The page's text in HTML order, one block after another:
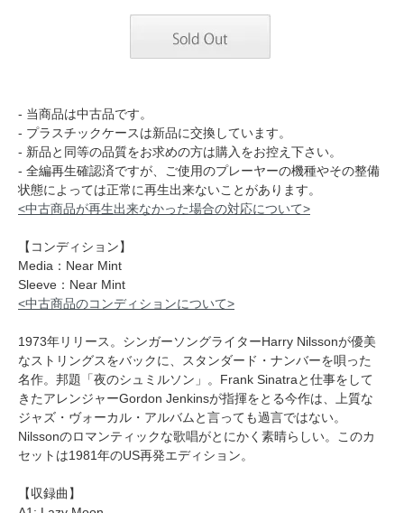
- 当商品は中古品です。
- プラスチックケースは新品に交換しています。
- 新品と同等の品質をお求めの方は購入をお控え下さい。
- 全編再生確認済ですが、ご使用のプレーヤーの機種やその整備
状態によっては正常に再生出来ないことがあります。
<中古商品が再生出来なかった場合の対応について>
【コンディション】
Media：Near Mint
Sleeve：Near Mint
<中古商品のコンディションについて>
1973年リリース。シンガーソングライターHarry Nilssonが優美
なストリングスをバックに、スタンダード・ナンバーを唄った
名作。邦題「夜のシュミルソン」。Frank Sinatraと仕事をして
きたアレンジャーGordon Jenkinsが指揮をとる今作は、上質な
ジャズ・ヴォーカル・アルバムと言っても過言ではない。
Nilssonのロマンティックな歌唱がとにかく素晴らしい。このカ
セットは1981年のUS再発エディション。
【収録曲】